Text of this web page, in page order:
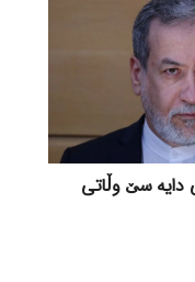
دایە سێ وڵاتی